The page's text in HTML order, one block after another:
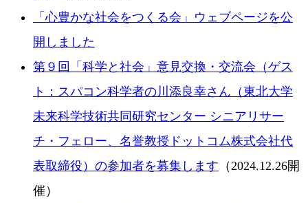
「心豊かな社会をつくる会」ウェブページを公
開しました
第９回「科学と社会」意見交換・交流会（ゲス
ト：スパコン科学者の川添良幸さん（東北大学
未来科学技術共同研究センター シニアリサー
チ・フェロー、名誉教授ドットコム株式会社代
表取締役）の参加者を募集します （2024.12.26開
催）